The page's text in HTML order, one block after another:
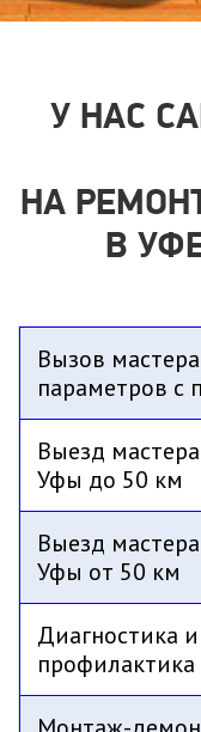
У НАС
НА
В
Вызов
параметров с
Выезд
Уфы до 50 км
Выезд
Уфы от 50 км
Диагностика и
профилактика